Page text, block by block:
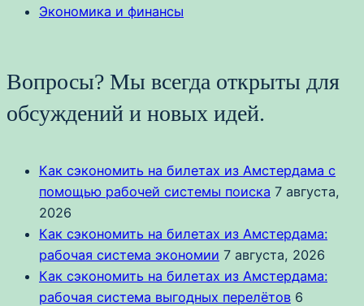
Экономика и финансы
Вопросы? Мы всегда открыты для
обсуждений и новых идей.
Как сэкономить на билетах из Амстердама с
помощью рабочей системы поиска 7 августа,
2026
Как сэкономить на билетах из Амстердама:
рабочая система экономии 7 августа, 2026
Как сэкономить на билетах из Амстердама:
рабочая система выгодных перелётов 6